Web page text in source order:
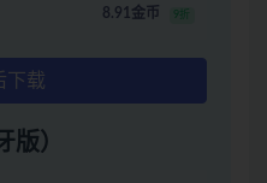
8.91金币 9折
下载
版）